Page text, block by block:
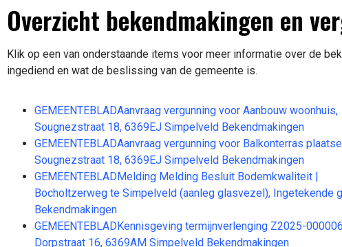
Overzicht bekendmakingen en
Klik op een van onderstaande items voor meer informatie over de
ingediend en wat de beslissing van de gemeente is.
GEMEENTEBLADAanvraag vergunning voor Aanbouw woonhuis,
Sougnezstraat 18, 6369EJ Simpelveld Bekendmakingen
GEMEENTEBLADAanvraag vergunning voor Balkonterras
Sougnezstraat 18, 6369EJ Simpelveld Bekendmakingen
GEMEENTEBLADMelding Melding Besluit Bodemkwaliteit |
Bocholtzerweg te Simpelveld (aanleg glasvezel), Ingetekende
Bekendmakingen
GEMEENTEBLADKennisgeving termijnverlenging Z2025-
Dorpstraat 16, 6369AM Simpelveld Bekendmakingen